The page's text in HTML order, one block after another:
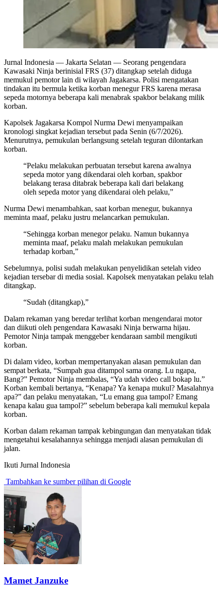
Jurnal Indonesia — Jakarta Selatan — Seorang pengendara
Kawasaki Ninja berinisial FRS (37) ditangkap setelah diduga
memukul pemotor lain di wilayah Jagakarsa. Polisi mengatakan
tindakan itu bermula ketika korban menegur FRS karena merasa
sepeda motornya beberapa kali menabrak spakbor belakang milik
korban.
Kapolsek Jagakarsa Kompol Nurma Dewi menyampaikan
kronologi singkat kejadian tersebut pada Senin (6/7/2026).
Menurutnya, pemukulan berlangsung setelah teguran dilontarkan
korban.
“Pelaku melakukan perbuatan tersebut karena awalnya
sepeda motor yang dikendarai oleh korban, spakbor
belakang terasa ditabrak beberapa kali dari belakang
oleh sepeda motor yang dikendarai oleh pelaku,”
Nurma Dewi menambahkan, saat korban menegur, bukannya
meminta maaf, pelaku justru melancarkan pemukulan.
“Sehingga korban menegor pelaku. Namun bukannya
meminta maaf, pelaku malah melakukan pemukulan
terhadap korban,”
Sebelumnya, polisi sudah melakukan penyelidikan setelah video
kejadian tersebar di media sosial. Kapolsek menyatakan pelaku telah
ditangkap.
“Sudah (ditangkap),”
Dalam rekaman yang beredar terlihat korban mengendarai motor
dan diikuti oleh pengendara Kawasaki Ninja berwarna hijau.
Pemotor Ninja tampak menggeber kendaraan sambil mengikuti
korban.
Di dalam video, korban mempertanyakan alasan pemukulan dan
sempat berkata, “Sumpah gua ditampol sama orang. Lu ngapa,
Bang?” Pemotor Ninja membalas, “Ya udah video call bokap lu.”
Korban kembali bertanya, “Kenapa? Ya kenapa mukul? Masalahnya
apa?” dan pelaku menyatakan, “Lu emang gua tampol? Emang
kenapa kalau gua tampol?” sebelum beberapa kali memukul kepala
korban.
Korban dalam rekaman tampak kebingungan dan menyatakan tidak
mengetahui kesalahannya sehingga menjadi alasan pemukulan di
jalan.
Ikuti Jurnal Indonesia
Tambahkan ke sumber pilihan di Google
Mamet Janzuke